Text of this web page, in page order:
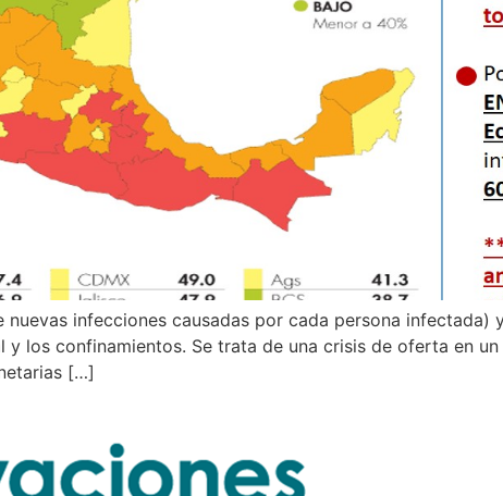
nuevas infecciones causadas por cada persona
los confinamientos. Se trata de una crisis de oferta en
[…]